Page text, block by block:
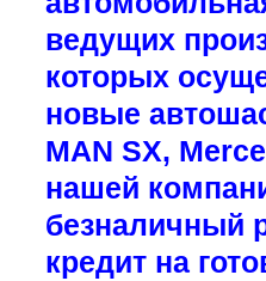
ведущих
которых
новые
MAN SX,
нашей
безналичный
кредит на